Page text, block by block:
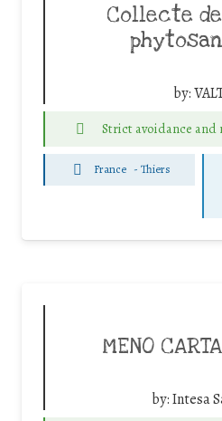
Collecte
by:
Strict avoidance
France - Thiers
MENO
by:Intesa